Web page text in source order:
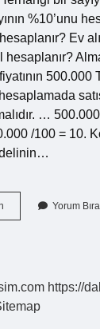
%10’unu
Ev
hesaplanır?
500.000
…
/100 = 10.
Komisyon
Yorum
https://